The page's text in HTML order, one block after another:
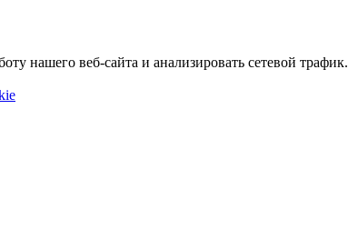
нашего веб-сайта и анализировать сетевой трафик.